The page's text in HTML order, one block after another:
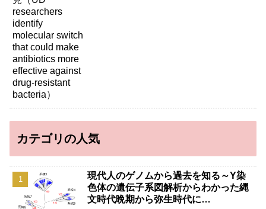
カテゴリの人気
現代人のゲノムから過去を知る～Y染
色体の遺伝子系図解析からわかった縄
文時代晩期から弥生時代に…